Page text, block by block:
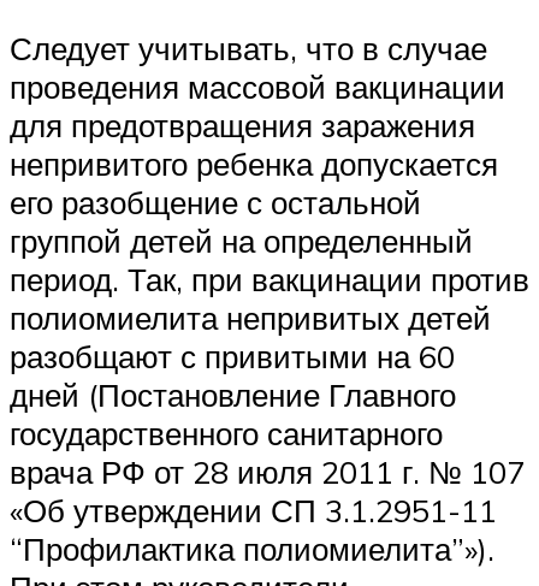
Следует учитывать, что в случае
проведения массовой вакцинации
для предотвращения заражения
непривитого ребенка допускается
его разобщение с остальной
группой детей на определенный
период. Так, при вакцинации против
полиомиелита непривитых детей
разобщают с привитыми на 60
дней (Постановление Главного
государственного санитарного
врача РФ от 28 июля 2011 г. № 107
«Об утверждении СП 3.1.2951-11
“Профилактика полиомиелита”»).